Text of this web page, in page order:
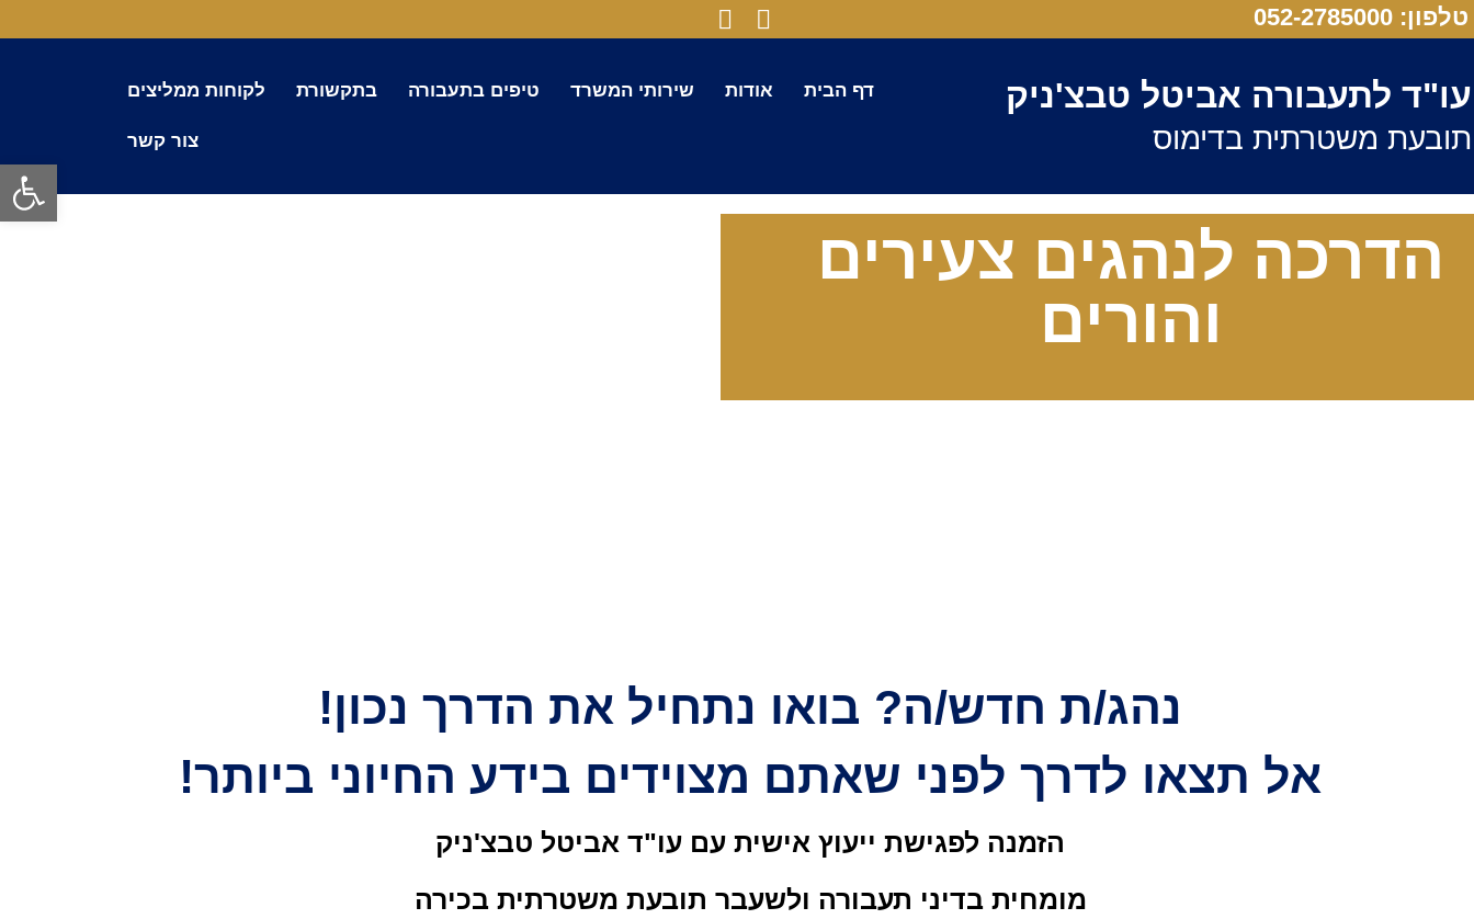
טלפון: 052-2785000
עו"ד לתעבורה אביטל טבצ'ניק
תובעת משטרתית בדימוס
דף הבית אודות שירותי המשרד טיפים בתעבורה בתקשורת לקוחות ממליצים
צור קשר
הדרכה לנהגים צעירים
והורים
נהג/ת חדש/ה? בואו נתחיל את הדרך נכון!
אל תצאו לדרך לפני שאתם מצוידים בידע החיוני ביותר!
הזמנה לפגישת ייעוץ אישית עם עו"ד אביטל טבצ'ניק
מומחית בדיני תעבורה ולשעבר תובעת משטרתית בכירה
פתח